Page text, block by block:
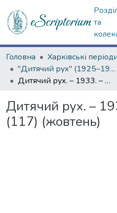
та
Головна
"Дитячий рух" (1925–1934 рр.)
Дитячий рух. – 1933. – № 13 (117) (жовтень)
Дитячий рух. –
(117) (жовтень)